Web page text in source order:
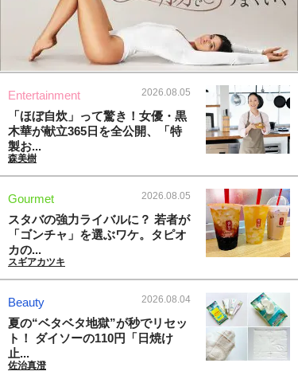
Entertainment 2026.08.05
「ほぼ自炊」って驚き！女優・黒
木華が献立365日を全公開、「特
製お...
森美樹
Gourmet 2026.08.05
スタバの強力ライバルに？ 若者が
「ゴンチャ」を選ぶワケ。タピオ
カの...
スギアカツキ
Beauty 2026.08.04
夏の“ベタベタ地獄”が秒でリセッ
ト！ ダイソーの110円「日焼け
止...
佐治真澄